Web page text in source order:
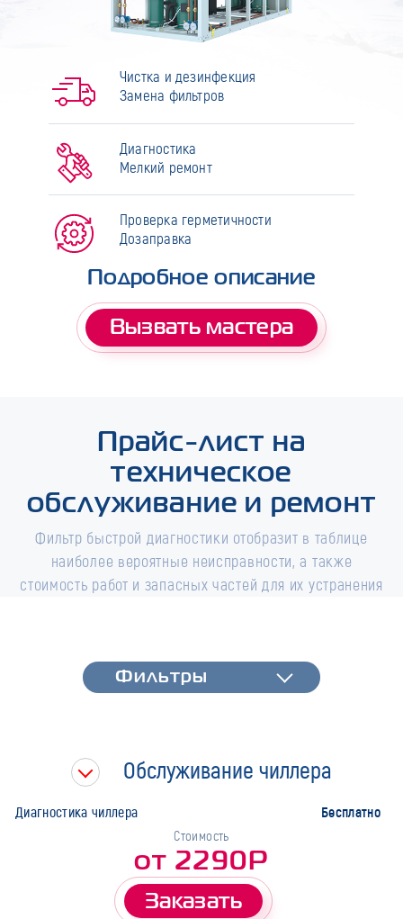
Чистка и дезинфекция
Замена фильтров
Диагностика
Мелкий ремонт
Проверка герметичности
Дозаправка
Подробное описание
Вызвать мастера
Прайс-лист на
техническое
обслуживание и ремонт
Фильтр быстрой диагностики отобразит в таблице
наиболее вероятные неисправности, а также
стоимость работ и запасных частей для их устранения
Фильтры
Марка
Фильтры
Обслуживание чиллера
Диагностика чиллера Бесплатно
Стоимость
от 2290Р
Заказать